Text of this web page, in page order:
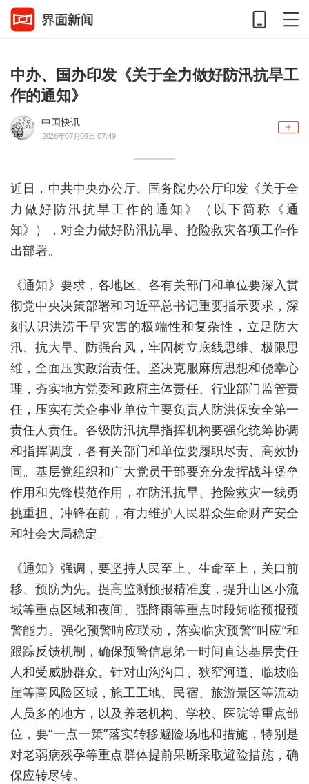
中办、国办印发《关于全力做好防汛抗旱工
作的通知》
中国快讯
2026年07月09日 07:49
近日，中共中央办公厅、国务院办公厅印发《关于全
力做好防汛抗旱工作的通知》（以下简称《通
知》），对全力做好防汛抗旱、抢险救灾各项工作作
出部署。
《通知》要求，各地区、各有关部门和单位要深入贯
彻党中央决策部署和习近平总书记重要指示要求，深
刻认识洪涝干旱灾害的极端性和复杂性，立足防大
汛、抗大旱、防强台风，牢固树立底线思维、极限思
维，全面压实政治责任。坚决克服麻痹思想和侥幸心
理，夯实地方党委和政府主体责任、行业部门监管责
任，压实有关企事业单位主要负责人防洪保安全第一
责任人责任。各级防汛抗旱指挥机构要强化统筹协调
和指挥调度，各有关部门和单位要履职尽责、高效协
同。基层党组织和广大党员干部要充分发挥战斗堡垒
作用和先锋模范作用，在防汛抗旱、抢险救灾一线勇
挑重担、冲锋在前，有力维护人民群众生命财产安全
和社会大局稳定。
《通知》强调，要坚持人民至上、生命至上，关口前
移、预防为先。提高监测预报精准度，提升山区小流
域等重点区域和夜间、强降雨等重点时段短临预报预
警能力。强化预警响应联动，落实临灾预警“叫应”和
跟踪反馈机制，确保预警信息第一时间直达基层责任
人和受威胁群众。针对山沟沟口、狭窄河道、临坡临
崖等高风险区域，施工工地、民宿、旅游景区等流动
人员多的地方，以及养老机构、学校、医院等重点部
位，要“一点一策”落实转移避险场地和措施，特别是
对老弱病残孕等重点群体提前果断采取避险措施，确
保应转尽转。